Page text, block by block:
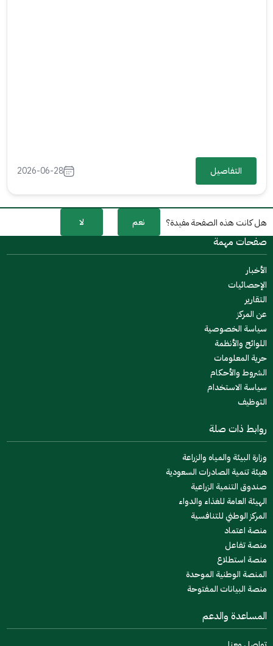
التفاصيل 2026-06-28
هل كانت هذه الصفحة مفيدة؟ نعم لا
صفحات مهمة
الأخبار
الإحصائيات
التقارير
عن المركز
سياسة الخصوصية
اللوائح والأنظمة
حرية المعلومات
الشروط والأحكام
سياسة الاستخدام
التوظيف
روابط ذات صلة
وزارة البيئة والمياه والزراعة
هيئة تنمية الصادرات السعودية
صندوق التنمية الزراعية
الهيئة العامة للغذاء والدواء
المركز الوطني للتنافسية
منصة اعتماد
منصة تفاعل
منصة استطلاع
المنصة الوطنية الموحدة
منصة البيانات المفتوحة
المساعدة والدعم